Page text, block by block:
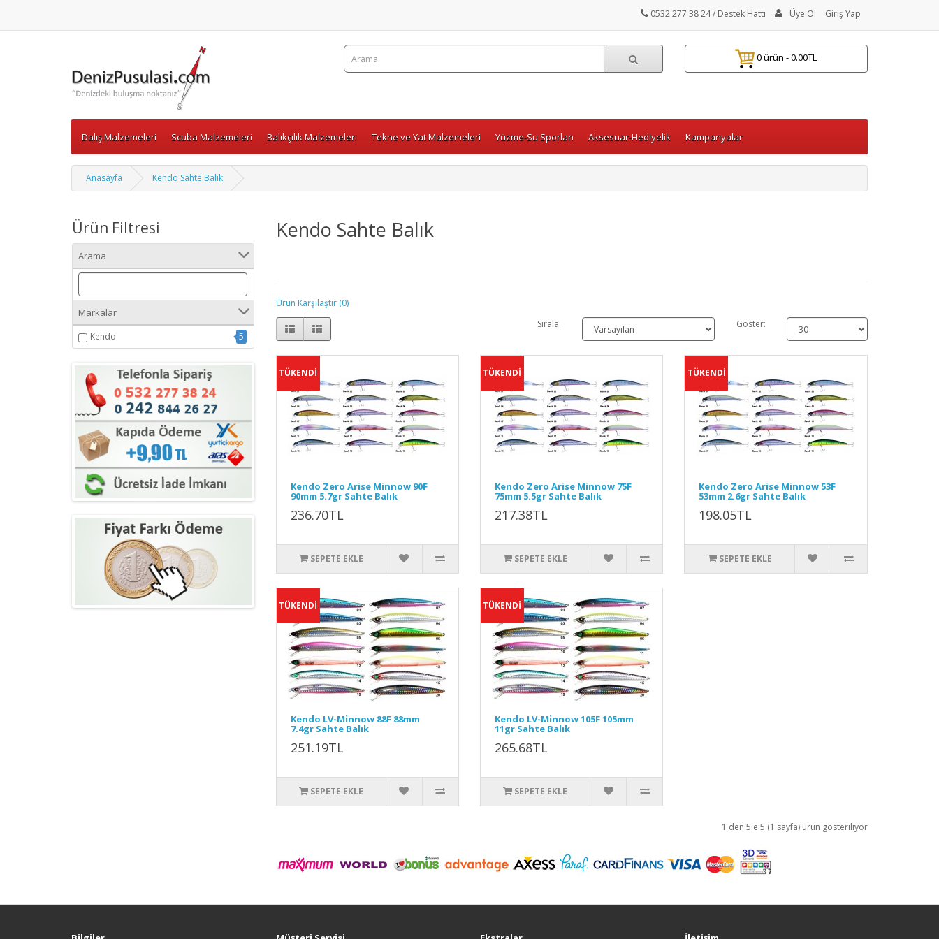
0532 277 38 24/ Destek Hattı Üye Ol Giriş Yap
0 ürün - 0.00TL
Dalış Malzemeleri Scuba Malzemeleri Balıkçılık Malzemeleri Tekne ve Yat Malzemeleri Yüzme-Su Sporları Aksesuar-Hediyelik Kampanyalar
Anasayfa Kendo Sahte Balık
Ürün Filtresi
Arama
Markalar
Kendo 5
Kendo Sahte Balık
Ürün Karşılaştır (0)
Sırala:
Göster:
TÜKENDİ
Kendo Zero Arise Minnow 90F
90mm 5.7gr Sahte Balık
236.70TL
SEPETE EKLE
TÜKENDİ
Kendo Zero Arise Minnow 75F
75mm 5.5gr Sahte Balık
217.38TL
SEPETE EKLE
TÜKENDİ
Kendo Zero Arise Minnow 53F
53mm 2.6gr Sahte Balık
198.05TL
SEPETE EKLE
TÜKENDİ
Kendo LV-Minnow 88F 88mm
7.4gr Sahte Balık
251.19TL
SEPETE EKLE
TÜKENDİ
Kendo LV-Minnow 105F 105mm
11gr Sahte Balık
265.68TL
SEPETE EKLE
1 den 5 e 5 (1 sayfa) ürün gösteriliyor